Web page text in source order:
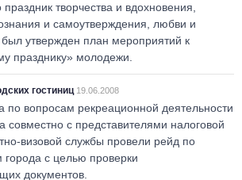
творчества и вдохновения,
и самоутверждения, любви и
утвержден план мероприятий к
празднику» молодежи.
гостиниц 19.06.2008
по вопросам рекреационной деятельности
совместно с представителями налоговой
визовой службы провели рейд по
города с целью проверки
документов.